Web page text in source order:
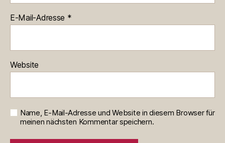
E-Mail-Adresse *
Website
Name, E-Mail-Adresse und Website in diesem Browser für
meinen nächsten Kommentar speichern.